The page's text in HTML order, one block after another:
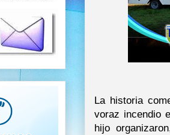
La historia
voraz incendio
hijo